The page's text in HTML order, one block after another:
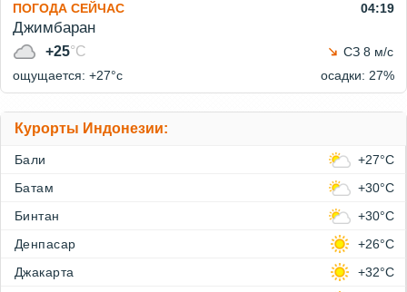
ПОГОДА СЕЙЧАС 04:19
Джимбаран
+25°C
СЗ 8 м/с
ощущается: +27°c
осадки: 27%
Курорты Индонезии:
Бали
+27°C
Батам
+30°C
Бинтан
+30°C
Денпасар
+26°C
Джакарта
+32°C